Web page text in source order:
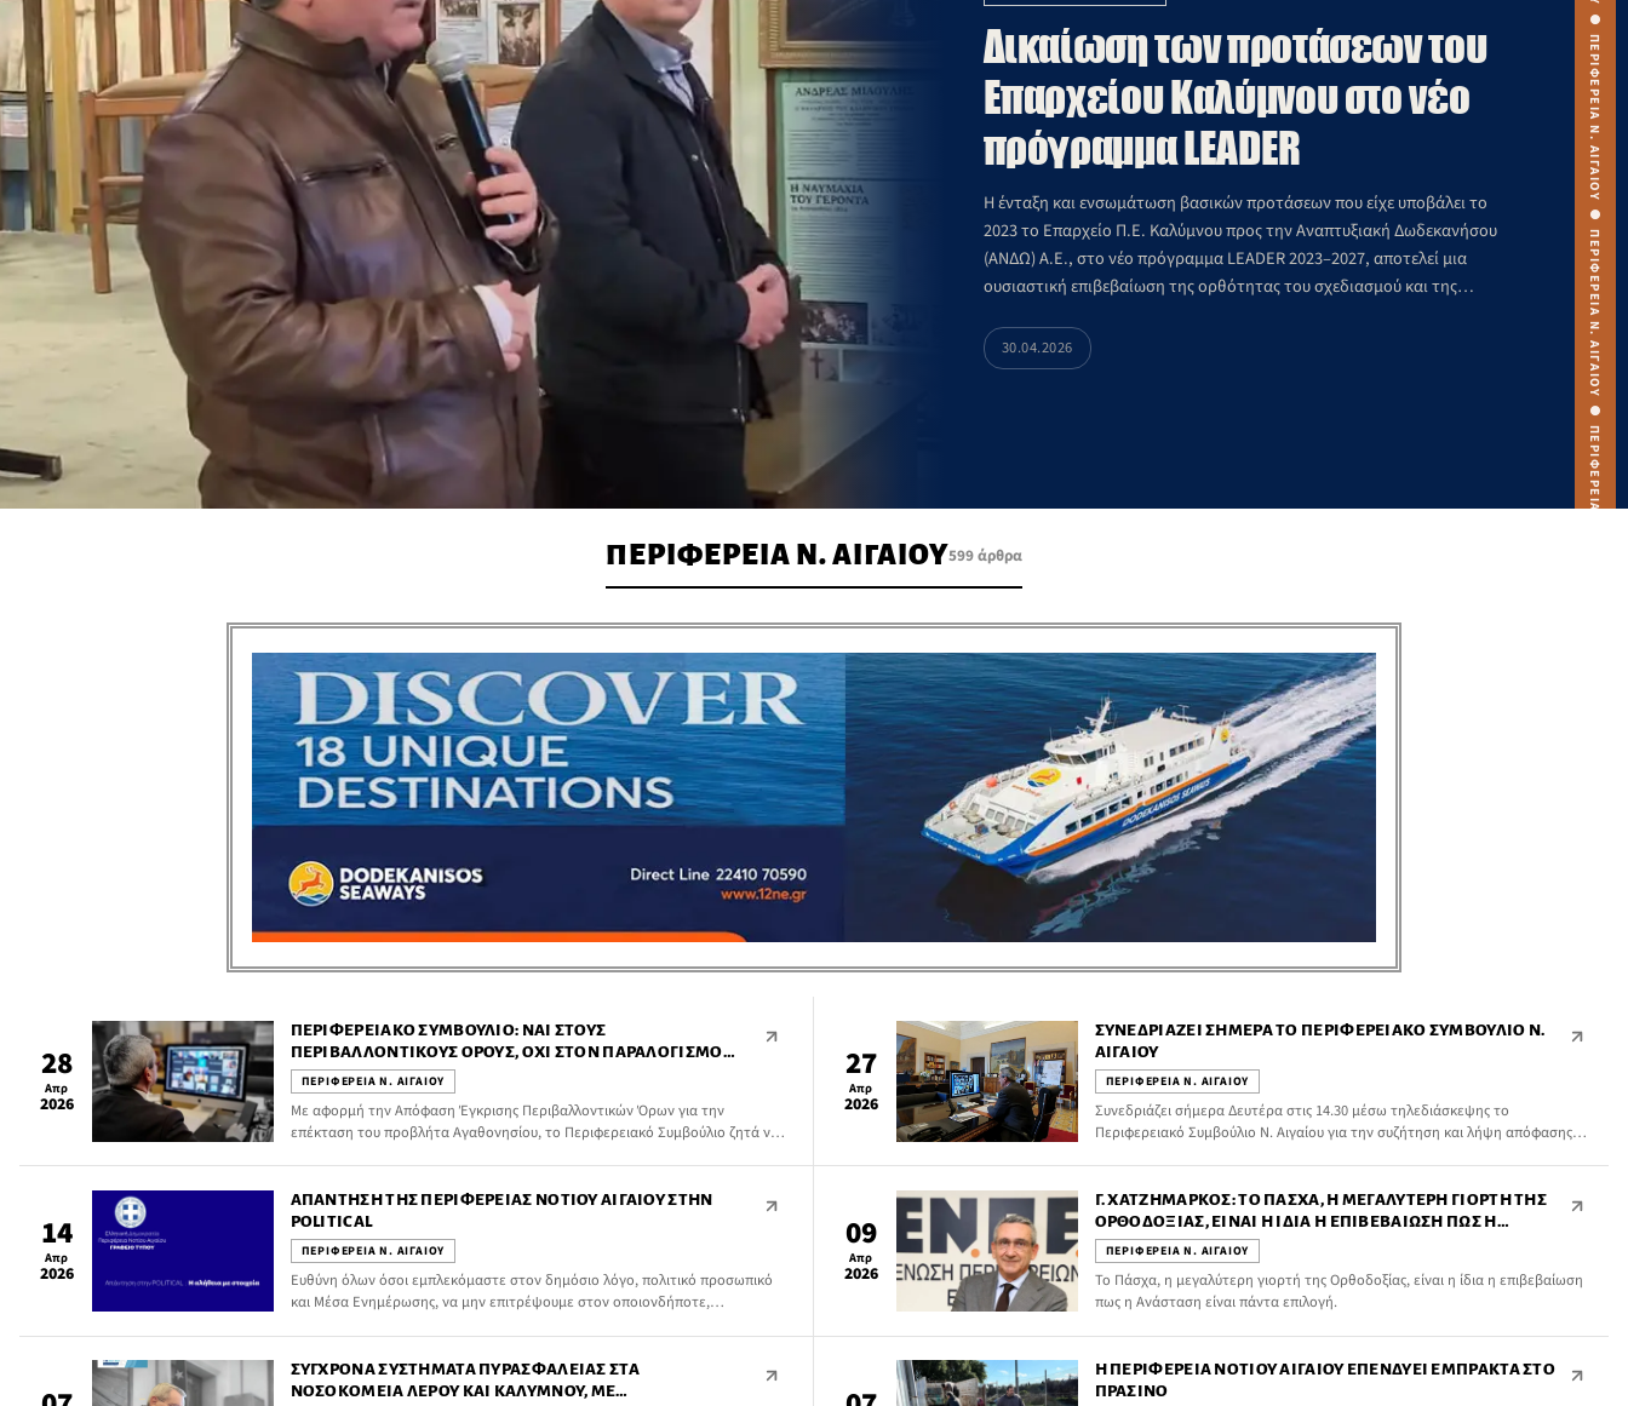
Δικαίωση των προτάσεων του
Επαρχείου Καλύμνου στο νέο
πρόγραμμα LEADER
Η ένταξη και ενσωμάτωση βασικών προτάσεων που είχε υποβάλει το
2023 το Επαρχείο Π.Ε. Καλύμνου προς την Αναπτυξιακή Δωδεκανήσου
(ΑΝΔΩ) Α.Ε., στο νέο πρόγραμμα LEADER 2023–2027, αποτελεί μια
ουσιαστική επιβεβαίωση της ορθότητας του σχεδιασμού και της
30.04.2026 ΠΕΡΙΦΕΡΕΙΑ Ν. ΑΙΓΑΙΟΥ ● ΠΕΡΙΦΕΡΕΙΑ Ν. ΑΙΓΑΙΟΥ ● ΠΕΡΙΦΕΡΕΙΑ Ν. ΑΙΓΑΙΟΥ ● ΠΕΡΙΦΕΡΕΙΑ Ν. ΑΙΓΑΙΟΥ ● ΠΕΡΙΦΕΡΕΙΑ Ν. ΑΙΓΑΙΟΥ ● ΠΕΡΙΦΕΡΕΙΑ Ν. ΑΙΓΑΙΟΥ ● ΠΕΡΙΦΕΡΕΙΑ Ν. ΑΙΓΑΙΟΥ ● ΠΕΡΙΦΕΡΕΙΑ Ν. ΑΙΓΑΙΟΥ ● ΠΕΡΙΦΕΡΕΙΑ Ν. ΑΙΓΑΙΟΥ ● ΠΕΡΙΦΕΡΕΙΑ Ν. ΑΙΓΑΙΟΥ ●
ΠΕΡΙΦΕΡΕΙΑ Ν. ΑΙΓΑΙΟΥ599 άρθρα
28
Απρ
2026
ΠΕΡΙΦΕΡΕΙΑΚΌ ΣΥΜΒΟΎΛΙΟ: ΝΑΙ ΣΤΟΥΣ
ΠΕΡΙΒΑΛΛΟΝΤΙΚΟΎΣ ΌΡΟΥΣ, ΌΧΙ ΣΤΟΝ ΠΑΡΑΛΟΓΙΣΜΌ
ΠΟΥ ΥΠΟΝΟΜΕΎΕΙ ΤΗΝ ΚΑΤΑΣΚΕΥΉ ΥΠΟΔΟΜΏΝ ΣΤΑ
ΜΙΚΡΆ ΝΗΣΙΆ
ΠΕΡΙΦΕΡΕΙΑ Ν. ΑΙΓΑΙΟΥ
Με αφορμή την Απόφαση Έγκρισης Περιβαλλοντικών Όρων για την
επέκταση του προβλήτα Αγαθονησίου, το Περιφερειακό Συμβούλιο ζητά να
έργων στα μικρά νησιά
27
Απρ
2026
ΣΥΝΕΔΡΙΆΖΕΙ ΣΉΜΕΡΑ ΤΟ ΠΕΡΙΦΕΡΕΙΑΚΌ ΣΥΜΒΟΎΛΙΟ Ν.
ΑΙΓΑΊΟΥ
ΠΕΡΙΦΕΡΕΙΑ Ν. ΑΙΓΑΙΟΥ
Συνεδριάζει σήμερα Δευτέρα στις 14.30 μέσω τηλεδιάσκεψης το
Περιφερειακό Συμβούλιο Ν. Αιγαίου για την συζήτηση και λήψη απόφασης
14
Απρ
2026
ΑΠΆΝΤΗΣΗ ΤΗΣ ΠΕΡΙΦΈΡΕΙΑΣ ΝΟΤΊΟΥ ΑΙΓΑΊΟΥ ΣΤΗΝ
POLITICAL
ΠΕΡΙΦΕΡΕΙΑ Ν. ΑΙΓΑΙΟΥ
Ευθύνη όλων όσοι εμπλεκόμαστε στον δημόσιο λόγο, πολιτικό προσωπικό
και Μέσα Ενημέρωσης, να μην επιτρέψουμε στον οποιονδήποτε,
09
Απρ
2026
Γ. ΧΑΤΖΗΜΆΡΚΟΣ: ΤΟ ΠΆΣΧΑ, Η ΜΕΓΑΛΎΤΕΡΗ ΓΙΟΡΤΉ ΤΗΣ
ΟΡΘΟΔΟΞΊΑΣ, ΕΊΝΑΙ Η ΊΔΙΑ Η ΕΠΙΒΕΒΑΊΩΣΗ ΠΩΣ Η
ΑΝΆΣΤΑΣΗ ΕΊΝΑΙ ΠΆΝΤΑ ΕΠΙΛΟΓΉ
ΠΕΡΙΦΕΡΕΙΑ Ν. ΑΙΓΑΙΟΥ
Το Πάσχα, η μεγαλύτερη γιορτή της Ορθοδοξίας, είναι η ίδια η επιβεβαίωση
πως η Ανάσταση είναι πάντα επιλογή.
ΣΎΓΧΡΟΝΑ ΣΥΣΤΉΜΑΤΑ ΠΥΡΑΣΦΆΛΕΙΑΣ ΣΤΑ
ΝΟΣΟΚΟΜΕΊΑ ΛΈΡΟΥ ΚΑΙ ΚΑΛΎΜΝΟΥ, ΜΕ
Η ΠΕΡΙΦΈΡΕΙΑ ΝΟΤΊΟΥ ΑΙΓΑΊΟΥ ΕΠΕΝΔΎΕΙ ΈΜΠΡΑΚΤΑ ΣΤΟ
ΠΡΆΣΙΝΟ